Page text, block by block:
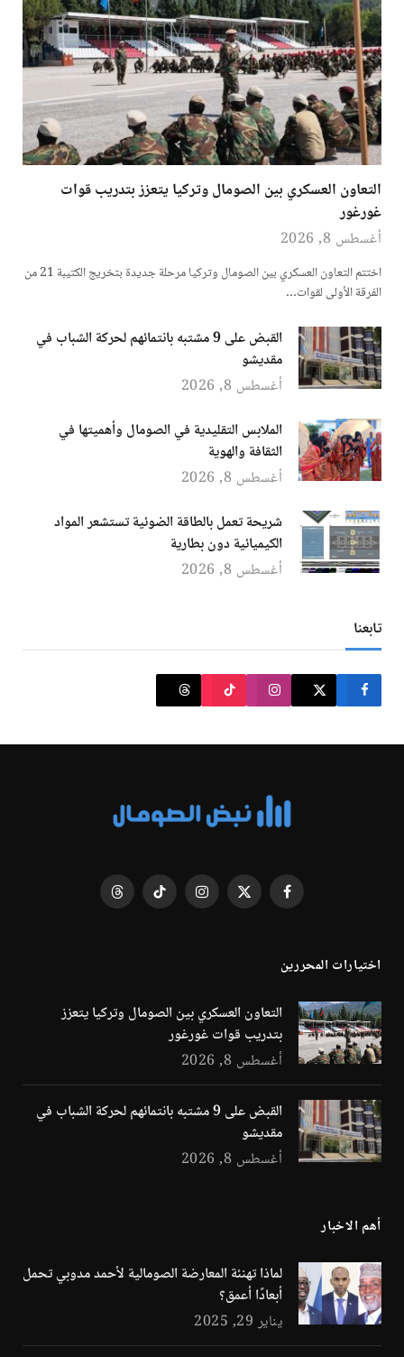
التعاون العسكري بين الصومال وتركيا يتعزز بتدريب قوات
غورغور
أغسطس 8, 2026
اختتم التعاون العسكري بين الصومال وتركيا مرحلة جديدة بتخريج الكتيبة 21 من
الفرقة الأولى لقوات…
القبض على 9 مشتبه بانتمائهم لحركة الشباب في
مقديشو
أغسطس 8, 2026
الملابس التقليدية في الصومال وأهميتها في
الثقافة والهوية
أغسطس 8, 2026
شريحة تعمل بالطاقة الضوئية تستشعر المواد
الكيميائية دون بطارية
أغسطس 8, 2026
تابعنا
فيسبوك X
الانستغرامتيكتوك Threads
اختيارات المحررين
التعاون العسكري بين الصومال وتركيا يتعزز
بتدريب قوات غورغور
أغسطس 8, 2026
القبض على 9 مشتبه بانتمائهم لحركة الشباب في
مقديشو
أغسطس 8, 2026
أهم الاخبار
لماذا تهنئة المعارضة الصومالية لأحمد مدوبي تحمل
أبعادًا أعمق؟
يناير 29, 2025